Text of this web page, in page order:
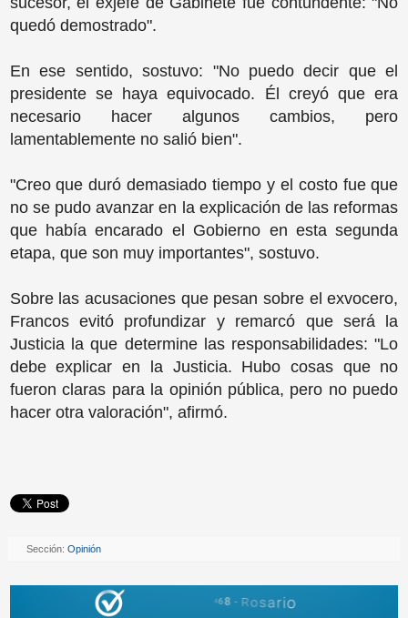
quedó demostrado".
En ese sentido, sostuvo: "No puedo decir que el
presidente se haya equivocado. Él creyó que era
necesario hacer algunos cambios, pero
lamentablemente no salió bien".
"Creo que duró demasiado tiempo y el costo fue que
no se pudo avanzar en la explicación de las reformas
que había encarado el Gobierno en esta segunda
etapa, que son muy importantes", sostuvo.
Sobre las acusaciones que pesan sobre el exvocero,
Francos evitó profundizar y remarcó que será la
Justicia la que determine las responsabilidades: "Lo
debe explicar en la Justicia. Hubo cosas que no
fueron claras para la opinión pública, pero no puedo
hacer otra valoración", afirmó.
Sección:Opinión